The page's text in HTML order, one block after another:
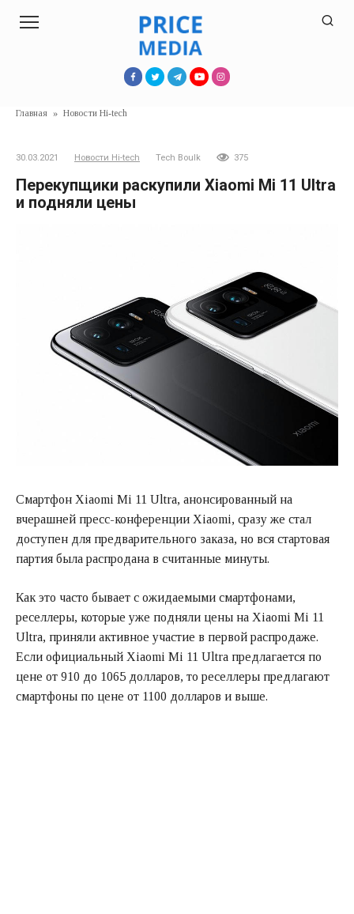
Главная » Новости Hi-tech
30.03.2021 Новости Hi-tech Tech Boulk 375
Перекупщики раскупили Xiaomi Mi 11 Ultra
и подняли цены
Смартфон Xiaomi Mi 11 Ultra, анонсированный на
вчерашней пресс-конференции Xiaomi, сразу же стал
доступен для предварительного заказа, но вся стартовая
партия была распродана в считанные минуты.
Как это часто бывает с ожидаемыми смартфонами,
реселлеры, которые уже подняли цены на Xiaomi Mi 11
Ultra, приняли активное участие в первой распродаже.
Если официальный Xiaomi Mi 11 Ultra предлагается по
цене от 910 до 1065 долларов, то реселлеры предлагают
смартфоны по цене от 1100 долларов и выше.